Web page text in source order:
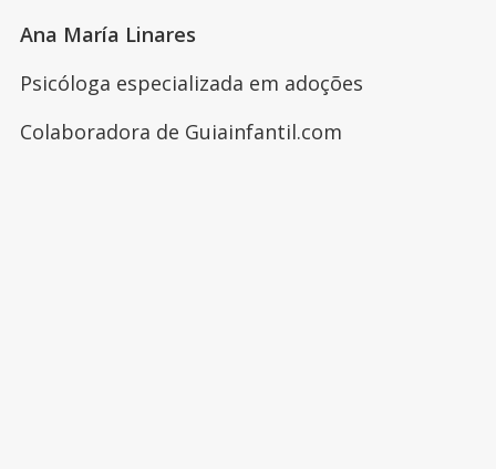
Ana María Linares
Psicóloga especializada em adoções
Colaboradora de Guiainfantil.com